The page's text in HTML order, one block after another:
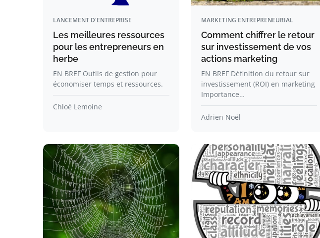
LANCEMENT D'ENTREPRISE
Les meilleures ressources
pour les entrepreneurs en
herbe
EN BREF Outils de gestion pour
économiser temps et ressources.
Chloé Lemoine
MARKETING ENTREPRENEURIAL
Comment chiffrer le retour
sur investissement de vos
actions marketing
EN BREF Définition du retour sur
investissement (ROI) en marketing
Importance…
Adrien Noël